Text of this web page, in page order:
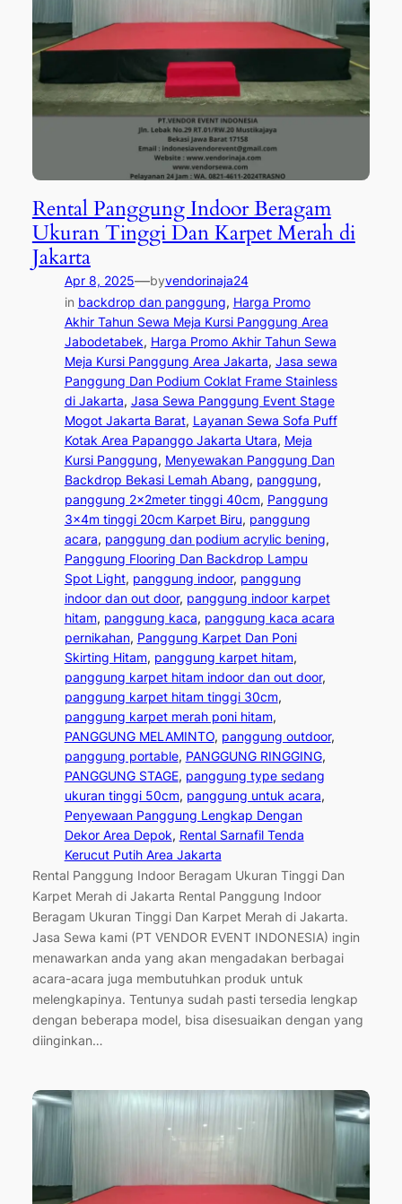
Rental Panggung Indoor Beragam
Ukuran Tinggi Dan Karpet Merah di
Jakarta
Apr 8, 2025—byvendorinaja24
in backdrop dan panggung, Harga Promo
Akhir Tahun Sewa Meja Kursi Panggung Area
Jabodetabek, Harga Promo Akhir Tahun Sewa
Meja Kursi Panggung Area Jakarta, Jasa sewa
Panggung Dan Podium Coklat Frame Stainless
di Jakarta, Jasa Sewa Panggung Event Stage
Mogot Jakarta Barat, Layanan Sewa Sofa Puff
Kotak Area Papanggo Jakarta Utara, Meja
Kursi Panggung, Menyewakan Panggung Dan
Backdrop Bekasi Lemah Abang, panggung
panggung 2x2meter tinggi 40cm, Panggung
3x4m tinggi 20cm Karpet Biru, panggung
acara, panggung dan podium acrylic bening
Panggung Flooring Dan Backdrop Lampu
Spot Light, panggung indoor, panggung
indoor dan out door, panggung indoor karpet
hitam, panggung kaca, panggung kaca acara
pernikahan, Panggung Karpet Dan Poni
Skirting Hitam, panggung karpet hitam
panggung karpet hitam indoor dan out door
panggung karpet hitam tinggi 30cm
panggung karpet merah poni hitam
PANGGUNG MELAMINTO, panggung outdoor
panggung portable, PANGGUNG RINGGING
PANGGUNG STAGE, panggung type sedang
ukuran tinggi 50cm, panggung untuk acara
Penyewaan Panggung Lengkap Dengan
Dekor Area Depok, Rental Sarnafil Tenda
Kerucut Putih Area Jakarta
Rental Panggung Indoor Beragam Ukuran Tinggi Dan
Karpet Merah di Jakarta Rental Panggung Indoor
Beragam Ukuran Tinggi Dan Karpet Merah di Jakarta.
Jasa Sewa kami (PT VENDOR EVENT INDONESIA) ingin
menawarkan anda yang akan mengadakan berbagai
acara-acara juga membutuhkan produk untuk
melengkapinya. Tentunya sudah pasti tersedia lengkap
dengan beberapa model, bisa disesuaikan dengan yang
diinginkan…